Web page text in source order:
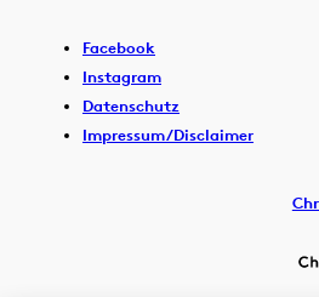
Facebook
Instagram
Datenschutz
Impressum/Disclaimer